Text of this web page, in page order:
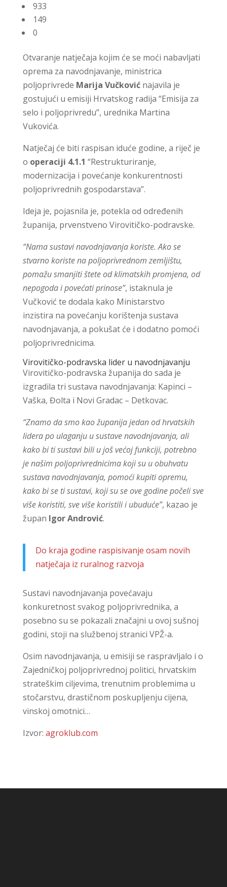
933
149
0
Otvaranje natječaja kojim će se moći nabavljati
oprema za navodnjavanje, ministrica
poljoprivrede Marija Vučkovićnajavila je
gostujući u emisiji Hrvatskog radija “Emisija za
selo i poljoprivredu”, urednika Martina
Vukovića.
Natječaj će biti raspisan iduće godine, a riječ je
o operaciji 4.1.1 “Restrukturiranje,
modernizacija i povećanje konkurentnosti
poljoprivrednih gospodarstava”.
Ideja je, pojasnila je, potekla od određenih
županija, prvenstveno Virovitičko-podravske.
“Nama sustavi navodnjavanja koriste. Ako se
stvarno koriste na poljoprivrednom zemljištu,
pomažu smanjiti štete od klimatskih promjena, od
nepogoda i povećati prinose”, istaknula je
Vučković te dodala kako Ministarstvo
inzistira na povećanju korištenja sustava
navodnjavanja, a pokušat će i dodatno pomoći
poljoprivrednicima.
Virovitičko-podravska lider u navodnjavanju
Virovitičko-podravska županija do sada je
izgradila tri sustava navodnjavanja: Kapinci –
Vaška, Đolta i Novi Gradac – Detkovac.
“Znamo da smo kao županija jedan od hrvatskih
lidera po ulaganju u sustave navodnjavanja, ali
kako bi ti sustavi bili u još većoj funkciji, potrebno
je našim poljoprivrednicima koji su u obuhvatu
sustava navodnjavanja, pomoći kupiti opremu,
kako bi se ti sustavi, koji su se ove godine počeli sve
više koristiti, sve više koristili i ubuduće”, kazao je
župan Igor Andrović.
Do kraja godine raspisivanje osam novih
natječaja iz ruralnog razvoja
Sustavi navodnjavanja povećavaju
konkuretnost svakog poljoprivrednika, a
posebno su se pokazali značajni u ovoj sušnoj
godini, stoji na službenoj stranici VPŽ-a.
Osim navodnjavanja, u emisiji se raspravljalo i o
Zajedničkoj poljoprivrednoj politici, hrvatskim
strateškim ciljevima, trenutnim problemima u
stočarstvu, drastičnom poskupljenju cijena,
vinskoj omotnici…
Izvor: agroklub.com